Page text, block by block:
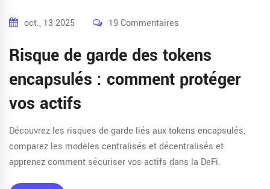
oct., 13 2025 19 Commentaires
Risque de garde des tokens
encapsulés : comment protéger
vos actifs
Découvrez les risques de garde liés aux tokens encapsulés,
comparez les modèles centralisés et décentralisés et
apprenez comment sécuriser vos actifs dans la DeFi.